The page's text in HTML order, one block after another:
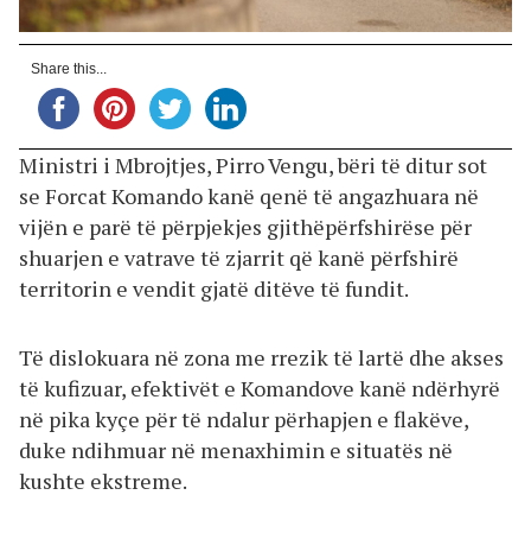
Share this...
Ministri i Mbrojtjes, Pirro Vengu, bëri të ditur sot
se Forcat Komando kanë qenë të angazhuara në
vijën e parë të përpjekjes gjithëpërfshirëse për
shuarjen e vatrave të zjarrit që kanë përfshirë
territorin e vendit gjatë ditëve të fundit.
Të dislokuara në zona me rrezik të lartë dhe akses
të kufizuar, efektivët e Komandove kanë ndërhyrë
në pika kyçe për të ndalur përhapjen e flakëve,
duke ndihmuar në menaxhimin e situatës në
kushte ekstreme.